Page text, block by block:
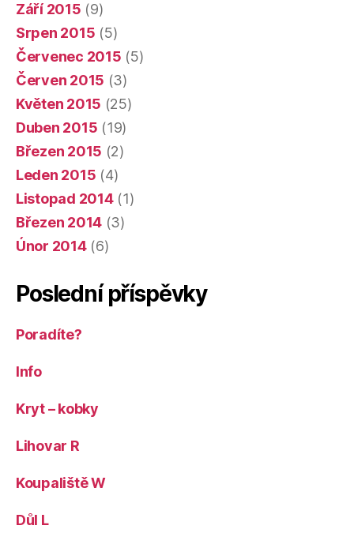
Září 2015 (9)
Srpen 2015 (5)
Červenec 2015 (5)
Červen 2015 (3)
Květen 2015 (25)
Duben 2015 (19)
Březen 2015 (2)
Leden 2015 (4)
Listopad 2014(1)
Březen 2014 (3)
Únor 2014(6)
Poslední příspěvky
Poradíte?
Info
Kryt – kobky
Lihovar R
Koupaliště W
Důl L